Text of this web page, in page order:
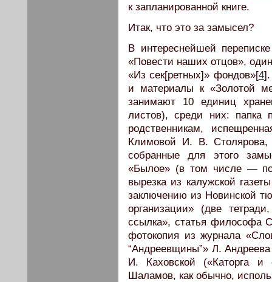
к запланированной книге.
Итак, что это за замысел?
В интереснейшей
«Повести наших отцов»,
«Из сек[ретных]» фондов»[4].
и материалы к «Золотой
занимают 10 единиц
листов), среди них: папка
родственникам,
Климовой И. В.
собранные для этого
«Былое» (в том числе —
вырезка из калужской
заключению из Новинской
организации» (две
ссылка», статья философа
фотокопия из журнала
“Андреевщины”» Л.
И. Каховской («Каторга
Шаламов, как обычно,